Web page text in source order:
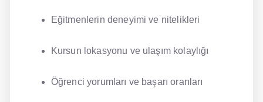
Eğitmenlerin deneyimi ve nitelikleri
Kursun lokasyonu ve ulaşım kolaylığı
Öğrenci yorumları ve başarı oranları